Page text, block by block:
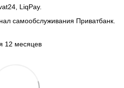
LiqPay.
самообслуживания Приватбанк.
12 месяцев